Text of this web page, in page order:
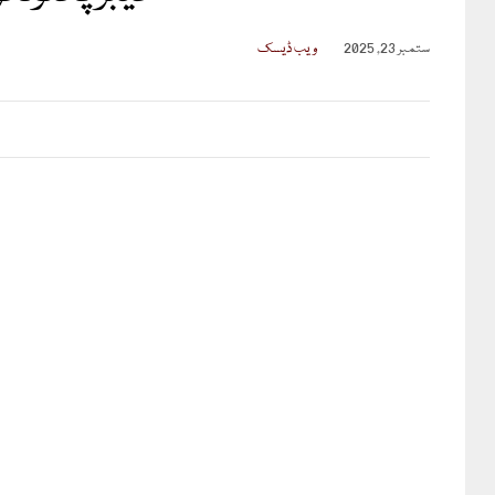
ستمبر 23, 2025 ویب ڈیسک